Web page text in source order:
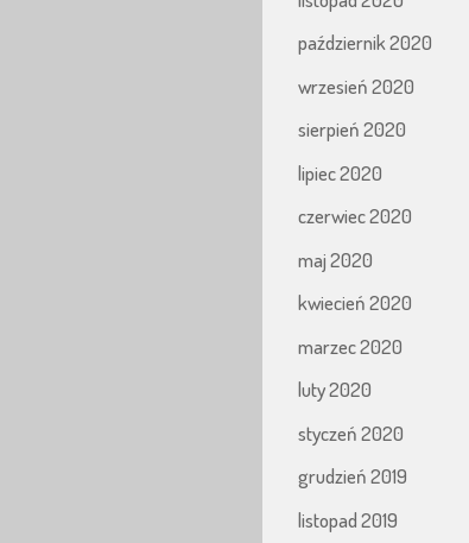
październik 2020
wrzesień 2020
sierpień 2020
lipiec 2020
czerwiec 2020
maj 2020
kwiecień 2020
marzec 2020
luty 2020
styczeń 2020
grudzień 2019
listopad 2019